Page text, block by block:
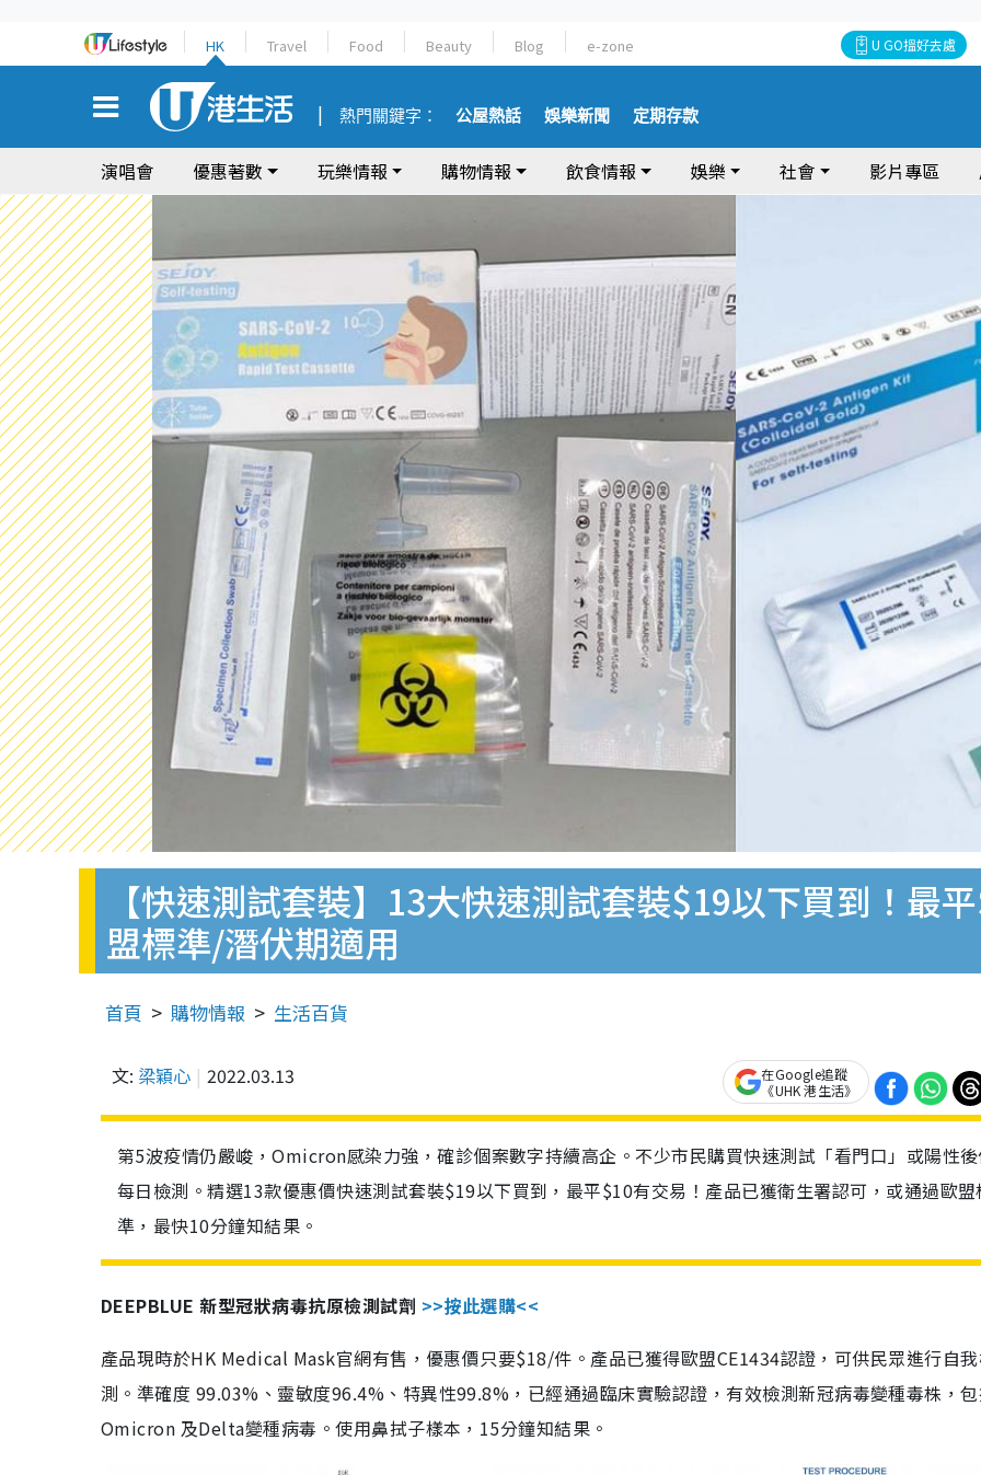
HK Travel Food Beauty Blog e-zone U GO搵好去處
熱門關鍵字： 公屋熱話 娛樂新聞 定期存款
演唱會 優惠著數 玩樂情報 購物情報 飲食情報 娛樂 社會 影片專區
【快速測試套裝】13大快速測試套裝$19以下買到！最
盟標準/潛伏期適用
首頁 購物情報 生活百貨
文: 梁穎心 2022.03.13
在Google追蹤
《UHK 港生活》
第5波疫情仍嚴峻，Omicron感染力強，確診個案數字持續高企。不少市民購買快速測試「看門口」或陽性
每日檢測。精選13款優惠價快速測試套裝$19以下買到，最平$10有交易！產品已獲衛生署認可，或通過歐盟
準，最快10分鐘知結果。
DEEPBLUE 新型冠狀病毒抗原檢測試劑 >>按此選購<<
產品現時於HK Medical Mask官網有售，優惠價只要$18/件。產品已獲得歐盟CE1434認證，可供民眾進行自
測。準確度 99.03%、靈敏度96.4%、特異性99.8%，已經通過臨床實驗認證，有效檢測新冠病毒變種毒株，
Omicron 及Delta變種病毒。使用鼻拭子樣本，15分鐘知結果。